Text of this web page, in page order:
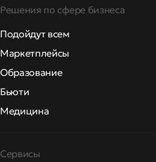
Решения по сфере бизнеса
Подойдут всем
Маркетплейсы
Образование
Бьюти
Медицина
Сервисы